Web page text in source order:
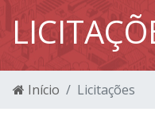
Início Licitações